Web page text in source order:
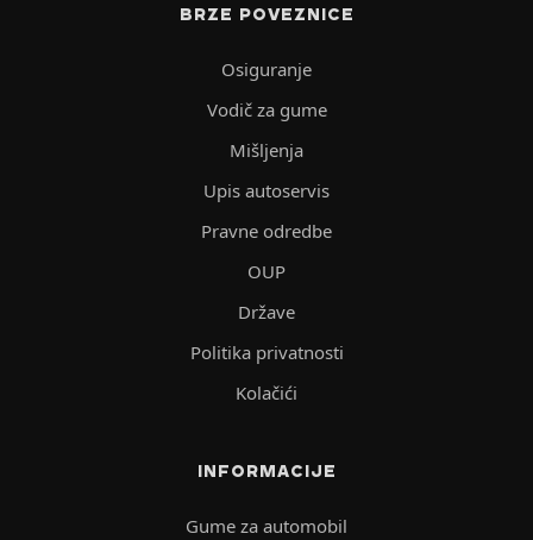
BRZE POVEZNICE
Osiguranje
Vodič za gume
Mišljenja
Upis autoservis
Pravne odredbe
OUP
Države
Politika privatnosti
Kolačići
INFORMACIJE
Gume za automobil